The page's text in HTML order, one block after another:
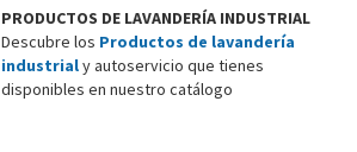
PRODUCTOS DE LAVANDERÍA INDUSTRIAL
Descubre los Productos de lavandería
industrialy autoservicio que tienes
disponibles en nuestro catálogo